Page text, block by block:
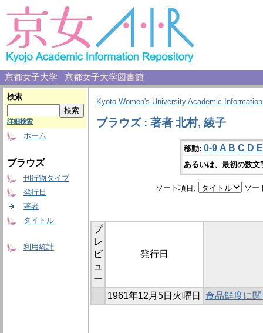
京都女子大学 京都女子大学図書館
検索
詳細検索
ホーム
ブラウズ
刊行物タイプ
発行日
著者
タイトル
利用統計
Kyoto Women's University Academic
ブラウズ : 著者 北村, 綾子
移動: 0-9 A B C D E
あるいは、最初の数
ソート項目: ソー
プ
レ
ビ
ュ
ー
発行日
1961年12月5日火曜日 食品鮮度に